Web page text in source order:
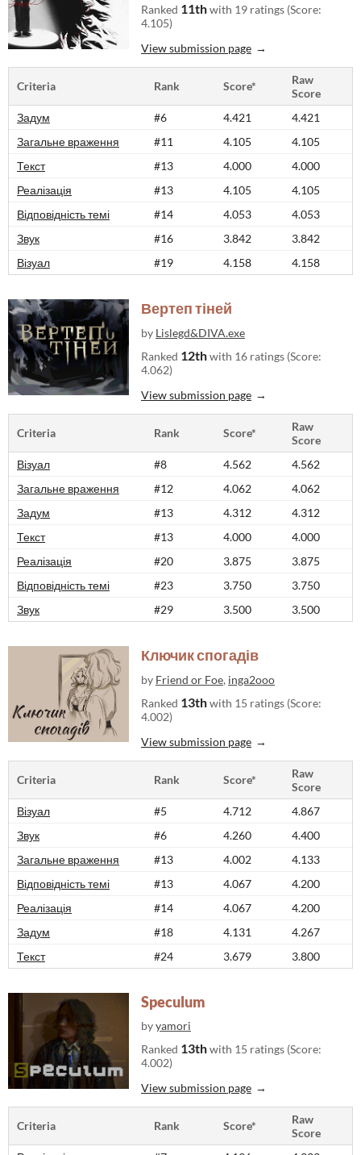
Ranked 11thwith 19 ratings (Score:
4.105)
View submission page
Criteria Rank Score*
Raw
Score
Задум
#6 4.421
4.421
Загальне враження
#11 4.105
4.105
Текст
#13 4.000
4.000
Реалізація
#13 4.105
4.105
Відповідність темі
#14 4.053
4.053
Звук
#16 3.842
3.842
Візуал
#19 4.158 4.158
Вертеп тіней
by Lislegd&DIVA.exe
Ranked 12thwith 16 ratings (Score:
4.062)
View submission page
Criteria Rank Score*
Raw
Score
Візуал
#8 4.562
4.562
Загальне враження
#12 4.062
4.062
Задум
#13 4.312
4.312
Текст
#13 4.000
4.000
Реалізація
#20 3.875
3.875
Відповідність темі
#23 3.750
3.750
Звук
#29 3.500 3.500
Ключик спогадів
by Friend or Foe, inga2ooo
Ranked 13thwith 15 ratings (Score:
4.002)
View submission page
Criteria Rank Score*
Raw
Score
Візуал
#5 4.712
4.867
Звук
#6 4.260
4.400
Загальне враження
#13 4.002
4.133
Відповідність темі
#13 4.067
4.200
Реалізація
#14 4.067
4.200
Задум
#18 4.131
4.267
Текст
#24 3.679 3.800
Speculum
byyamori
Ranked 13thwith 15 ratings (Score:
4.002)
View submission page
Criteria Rank Score*
Raw
Score